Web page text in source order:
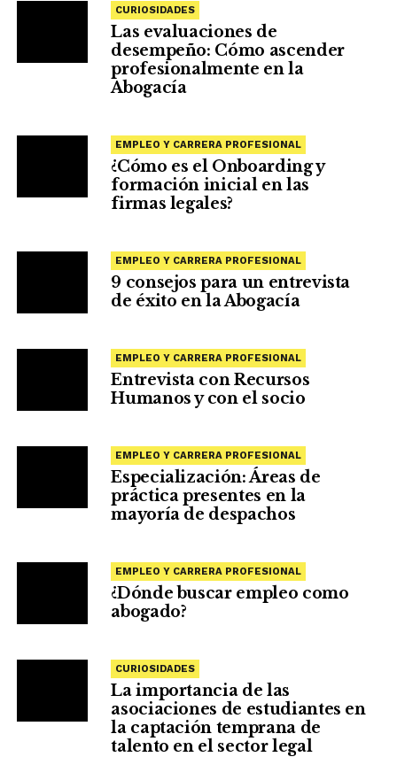
CURIOSIDADES
Las evaluaciones de
desempeño: Cómo ascender
profesionalmente en la
Abogacía
EMPLEO Y CARRERA PROFESIONAL
¿Cómo es el Onboarding y
formación inicial en las
firmas legales?
EMPLEO Y CARRERA PROFESIONAL
9 consejos para un entrevista
de éxito en la Abogacía
EMPLEO Y CARRERA PROFESIONAL
Entrevista con Recursos
Humanos y con el socio
EMPLEO Y CARRERA PROFESIONAL
Especialización: Áreas de
práctica presentes en la
mayoría de despachos
EMPLEO Y CARRERA PROFESIONAL
¿Dónde buscar empleo como
abogado?
CURIOSIDADES
La importancia de las
asociaciones de estudiantes en
la captación temprana de
talento en el sector legal